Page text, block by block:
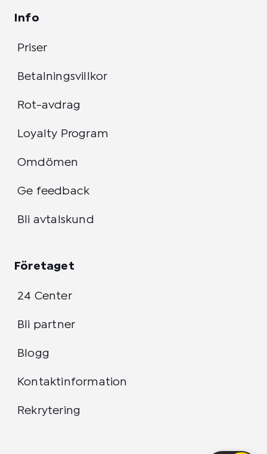
Info
Priser
Betalningsvillkor
Rot-avdrag
Loyalty Program
Omdömen
Ge feedback
Bli avtalskund
Företaget
24 Center
Bli partner
Blogg
Kontaktinformation
Rekrytering